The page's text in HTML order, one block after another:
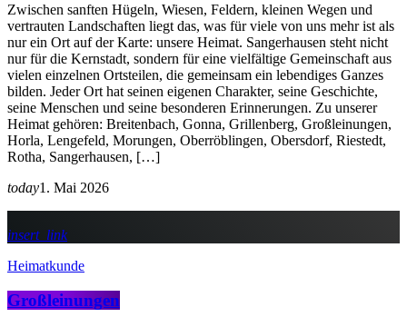
Zwischen sanften Hügeln, Wiesen, Feldern, kleinen Wegen und
vertrauten Landschaften liegt das, was für viele von uns mehr ist als
nur ein Ort auf der Karte: unsere Heimat. Sangerhausen steht nicht
nur für die Kernstadt, sondern für eine vielfältige Gemeinschaft aus
vielen einzelnen Ortsteilen, die gemeinsam ein lebendiges Ganzes
bilden. Jeder Ort hat seinen eigenen Charakter, seine Geschichte,
seine Menschen und seine besonderen Erinnerungen. Zu unserer
Heimat gehören: Breitenbach, Gonna, Grillenberg, Großleinungen,
Horla, Lengefeld, Morungen, Oberröblingen, Obersdorf, Riestedt,
Rotha, Sangerhausen, […]
today1. Mai 2026
insert_link
Heimatkunde
Großleinungen